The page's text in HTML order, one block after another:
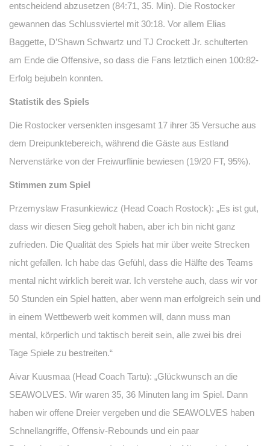
entscheidend abzusetzen (84:71, 35. Min). Die Rostocker
gewannen das Schlussviertel mit 30:18. Vor allem Elias
Baggette, D’Shawn Schwartz und TJ Crockett Jr. schulterten
am Ende die Offensive, so dass die Fans letztlich einen 100:82-
Erfolg bejubeln konnten.
Statistik des Spiels
Die Rostocker versenkten insgesamt 17 ihrer 35 Versuche aus
dem Dreipunktebereich, während die Gäste aus Estland
Nervenstärke von der Freiwurflinie bewiesen (19/20 FT, 95%).
Stimmen zum Spiel
Przemyslaw Frasunkiewicz (Head Coach Rostock): „Es ist gut,
dass wir diesen Sieg geholt haben, aber ich bin nicht ganz
zufrieden. Die Qualität des Spiels hat mir über weite Strecken
nicht gefallen. Ich habe das Gefühl, dass die Hälfte des Teams
mental nicht wirklich bereit war. Ich verstehe auch, dass wir vor
50 Stunden ein Spiel hatten, aber wenn man erfolgreich sein und
in einem Wettbewerb weit kommen will, dann muss man
mental, körperlich und taktisch bereit sein, alle zwei bis drei
Tage Spiele zu bestreiten.“
Aivar Kuusmaa (Head Coach Tartu): „Glückwunsch an die
SEAWOLVES. Wir waren 35, 36 Minuten lang im Spiel. Dann
haben wir offene Dreier vergeben und die SEAWOLVES haben
Schnellangriffe, Offensiv-Rebounds und ein paar